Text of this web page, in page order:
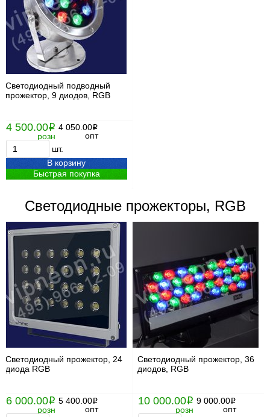
Светодиодный подводный
прожектор, 9 диодов, RGB
4 500.00i
розн
4 050.00i
опт
шт.
В корзину
Быстрая покупка
Светодиодные прожекторы, RGB
Светодиодный прожектор, 24
диода RGB
6 000.00i
розн
5 400.00i
опт
Светодиодный прожектор, 36
диодов, RGB
10 000.00i
розн
9 000.00i
опт